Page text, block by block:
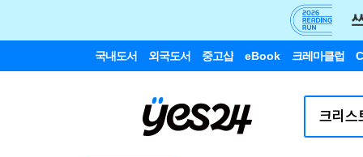
국내도서 외국도서 중고샵 eBook 크레마클럽